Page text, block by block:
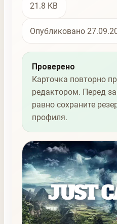
21.8 KB
Опубликовано
Проверено
Карточка повторно
редактором. Перед
равно сохраните
профиля.